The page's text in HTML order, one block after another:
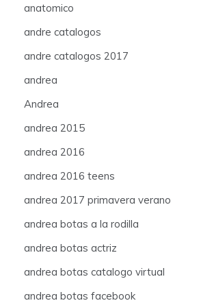
anatomico
andre catalogos
andre catalogos 2017
andrea
Andrea
andrea 2015
andrea 2016
andrea 2016 teens
andrea 2017 primavera verano
andrea botas a la rodilla
andrea botas actriz
andrea botas catalogo virtual
andrea botas facebook